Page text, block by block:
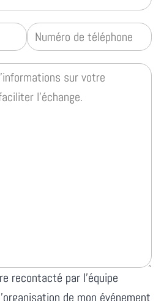
recontacté par l’équipe
de mon événement